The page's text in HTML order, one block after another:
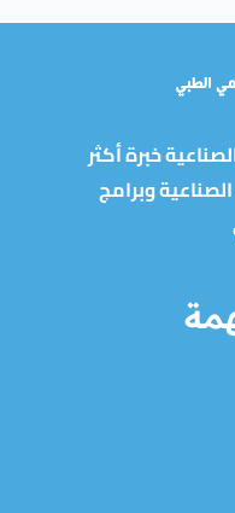
خبرة أكثر
الصناعية وبرامج